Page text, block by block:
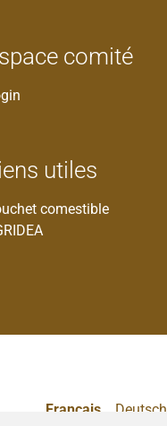
comité
utiles
comestible
Francais Deutsch